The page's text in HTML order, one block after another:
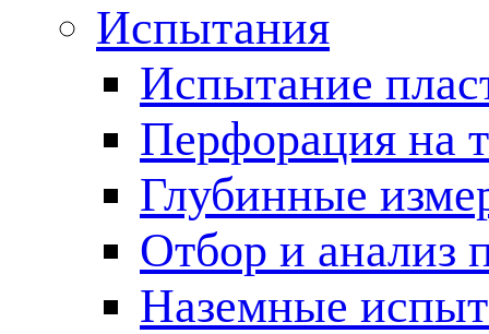
Испытания
Испытание
Перфорация на
Глубинные
Отбор и анализ
Наземные